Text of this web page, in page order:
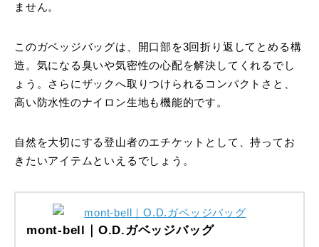
ません。
このガベッジバッグは、開口部を3回折り返してとめる構
造。気になる臭いや気密性の心配を解決してくれるでし
ょう。さらにザックへ取りつけられるコンパクトさと、
高い防水性のナイロン生地も機能的です。
自然を大切にする登山者のエチケットとして、持ってお
きたいアイテムといえるでしょう。
mont-bell｜O.D.ガベッジバッグ